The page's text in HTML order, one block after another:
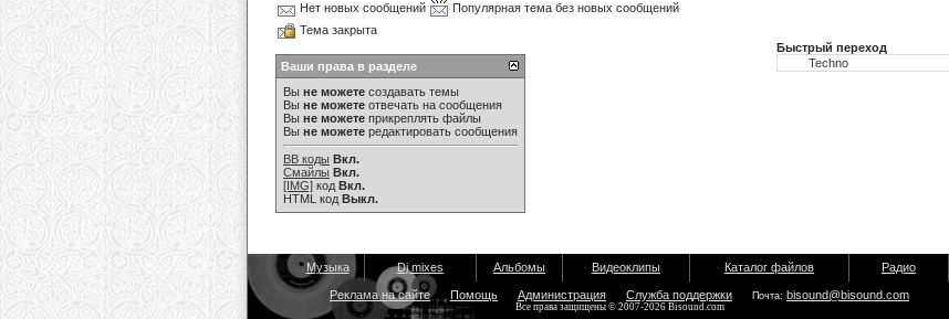
Нет новых сообщений
Популярная тема без новых сообщений
Тема закрыта
Ваши права в разделе
Вы не можете создавать темы
Вы не можете отвечать на сообщения
Вы не можете прикреплять файлы
Вы не можете редактировать сообщения
BB коды Вкл.
Смайлы Вкл.
[IMG] код Вкл.
HTML код Выкл.
Быстрый переход
Музыка Dj mixes Альбомы Видеоклипы Каталог файлов Радио
Реклама на сайте Помощь Администрация Служба поддержки Почта: bisound@bisound.com
Все права защищены © 2007-2026 Bisound.com